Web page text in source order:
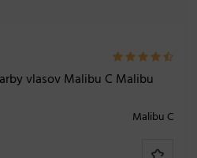
vlasov Malibu C Malibu
Malibu C